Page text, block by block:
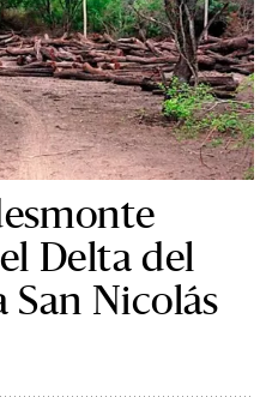
Delta del
San Nicolás